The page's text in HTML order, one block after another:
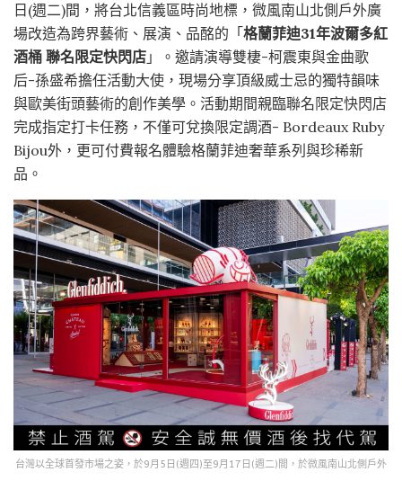
日(週二)間，將台北信義區時尚地標，微風南山北側戶外廣
場改造為跨界藝術、展演、品酩的「 格蘭菲迪31年波爾多紅
酒桶 聯名限定快閃店 」。邀請演導雙棲-柯震東與金曲歌
后-孫盛希擔任活動大使，現場分享頂級威士忌的獨特韻味
與歐美街頭藝術的創作美學。活動期間親臨聯名限定快閃店
完成指定打卡任務，不僅可兌換限定調酒- Bordeaux Ruby
Bijou外，更可付費報名體驗格蘭菲迪奢華系列與珍稀新
品。
台灣以全球首發市場之姿，於9月5日(週四)至9月17日(週二)間，於微風南山北側戶外